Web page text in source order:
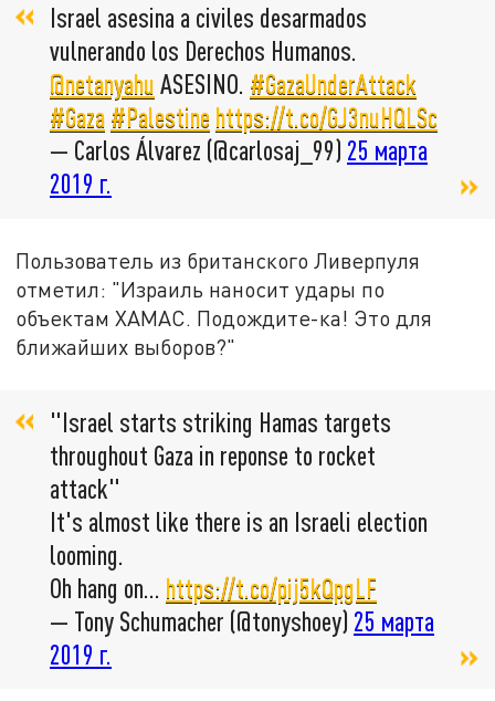
Israel asesina a civiles desarmados
vulnerando los Derechos Humanos.
@netanyahu ASESINO. #GazaUnderAttack
#Gaza #Palestine https://t.co/GJ3nuHQLSc
— Carlos Álvarez (@carlosaj_99) 25 марта
2019 г.
Пользователь из британского Ливерпуля
отметил: "Израиль наносит удары по
объектам ХАМАС. Подождите-ка! Это для
ближайших выборов?"
"Israel starts striking Hamas targets
throughout Gaza in reponse to rocket
attack"
It's almost like there is an Israeli election
looming.
Oh hang on... https://t.co/pij5kQpgLF
— Tony Schumacher (@tonyshoey) 25 марта
2019 г.